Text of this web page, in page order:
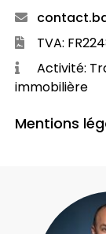
TVA:
Activité:
immobilière
Mentions